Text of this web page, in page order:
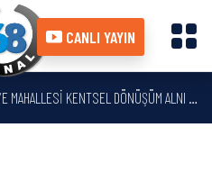
CANLI YAYIN
KENTSEL DÖNÜŞÜM ALNI TEMEL ATMA TÖRENİ YAPILDI